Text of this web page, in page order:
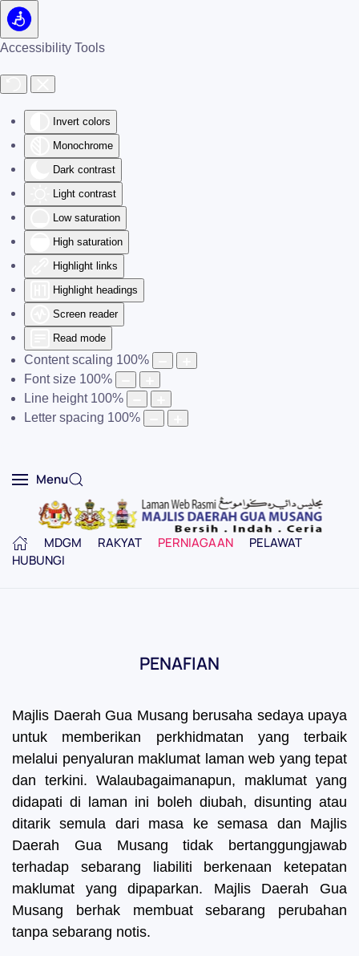
Accessibility Tools
Invert colors
Monochrome
Dark contrast
Light contrast
Low saturation
High saturation
Highlight links
Highlight headings
Screen reader
Read mode
Content scaling 100%
Font size 100%
Line height 100%
Letter spacing 100%
Skip to main content
Menu
MDGM RAKYAT PERNIAGAAN
PELAWAT
HUBUNGI
PENAFIAN
Majlis Daerah Gua Musang berusaha sedaya upaya
untuk memberikan perkhidmatan yang terbaik
melalui penyaluran maklumat laman web yang tepat
dan terkini. Walaubagaimanapun, maklumat yang
didapati di laman ini boleh diubah, disunting atau
ditarik semula dari masa ke semasa dan Majlis
Daerah Gua Musang tidak bertanggungjawab
terhadap sebarang liabiliti berkenaan ketepatan
maklumat yang dipaparkan. Majlis Daerah Gua
Musang berhak membuat sebarang perubahan
tanpa sebarang notis.